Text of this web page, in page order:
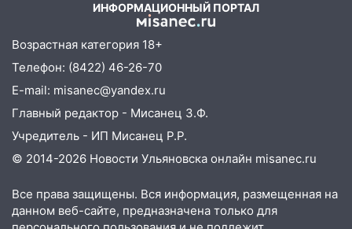
06.08.2026
23:20 Прогноз погоды на 7 августа в
Ульяновской области
20:04 Ульяновцев приглашают на забег,
посвящённый Дню воздушного флота
19:12 В Ульяновской области
наказали за сокрытие прошлого своего
сотрудник
ИНФОРМАЦИОННЫЙ ПОРТАЛ
Возрастная категория 18+
Телефон: (8422) 46-26-70
E-mail: misanec@yandex.ru
Главный редактор - Мисанец З.Ф.
Учредитель - ИП Мисанец Р.Р.
© 2014-2026 Новости Ульяновска онлайн misanec.ru
Все права защищены. Вся информация, размещенная на
данном веб-сайте, предназначена только для